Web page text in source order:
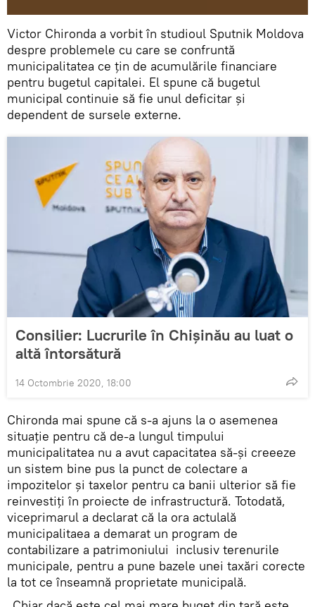
Victor Chironda a vorbit în studioul Sputnik Moldova
despre problemele cu care se confruntă
municipalitatea ce țin de acumulările financiare
pentru bugetul capitalei. El spune că bugetul
municipal continuie să fie unul deficitar și
dependent de sursele externe.
Consilier: Lucrurile în Chișinău au luat o
altă întorsătură
14 Octombrie 2020, 18:00
Chironda mai spune că s-a ajuns la o asemenea
situație pentru că de-a lungul timpului
municipalitatea nu a avut capacitatea să-și creeeze
un sistem bine pus la punct de colectare a
impozitelor și taxelor pentru ca banii ulterior să fie
reinvestiți în proiecte de infrastructură. Totodată,
viceprimarul a declarat că la ora actulală
municipalitaea a demarat un program de
contabilizare a patrimoniului inclusiv terenurile
municipale, pentru a pune bazele unei taxări corecte
la tot ce înseamnă proprietate municipală.